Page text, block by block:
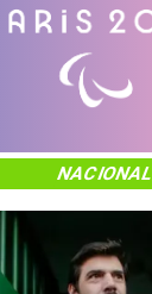
NACIONAL